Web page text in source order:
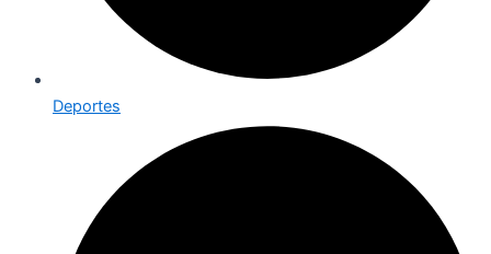
Deportes